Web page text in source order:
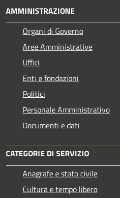
AMMINISTRAZIONE
Organi di Governo
Aree Amministrative
Uffici
Enti e fondazioni
Politici
Personale Amministrativo
Documenti e dati
CATEGORIE DI SERVIZIO
Anagrafe e stato civile
Cultura e tempo libero